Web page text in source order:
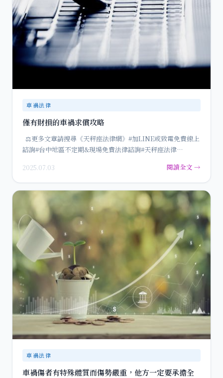
車禍法律
僅有財損的車禍求償攻略
⚖️更多文章請搜尋《天秤座法律網》#加LINE或致電免費線上
諮詢#台中地區不定期&現場免費法律諮詢#天秤座法律…
2025.07.03 閱讀全文 →
車禍法律
車禍傷者有特殊體質而傷勢嚴重，他方一定要承擔全